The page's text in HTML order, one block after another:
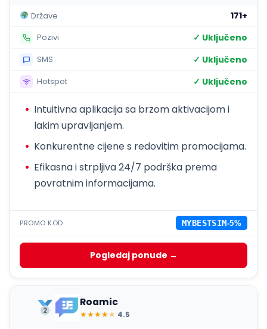
Države 171+
Pozivi ✓ Uključeno
SMS ✓ Uključeno
Hotspot ✓ Uključeno
Intuitivna aplikacija sa brzom aktivacijom i
lakim upravljanjem.
Konkurentne cijene s redovitim promocijama.
Efikasna i strpljiva 24/7 podrška prema
povratnim informacijama.
PROMO KOD MYBESTSIM-5%
Pogledaj ponude →
Roamic
★★★★★ 4.5